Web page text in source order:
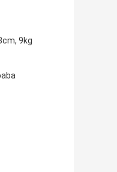
9kg